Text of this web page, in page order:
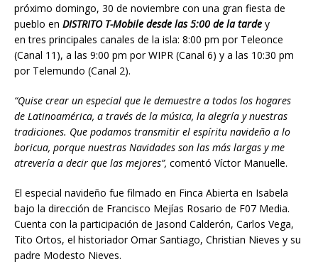
próximo domingo, 30 de noviembre con una gran fiesta de
pueblo en DISTRITO T-Mobile desde las 5:00 de la tarde y
en tres principales canales de la isla: 8:00 pm por Teleonce
(Canal 11), a las 9:00 pm por WIPR (Canal 6) y a las 10:30 pm
por Telemundo (Canal 2).
“Quise crear un especial que le demuestre a todos los hogares
de Latinoamérica, a través de la música, la alegría y nuestras
tradiciones. Que podamos transmitir el espíritu navideño a lo
boricua, porque nuestras Navidades son las más largas y me
atrevería a decir que las mejores”, comentó Víctor Manuelle.
El especial navideño fue filmado en Finca Abierta en Isabela
bajo la dirección de Francisco Mejías Rosario de F07 Media.
Cuenta con la participación de Jasond Calderón, Carlos Vega,
Tito Ortos, el historiador Omar Santiago, Christian Nieves y su
padre Modesto Nieves.